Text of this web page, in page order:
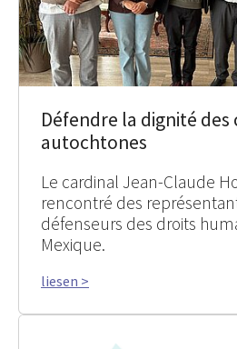
Défendre la dignité
autochtones
Le cardinal Jean-Claude
rencontré des
défenseurs des droits
Mexique.
liesen >